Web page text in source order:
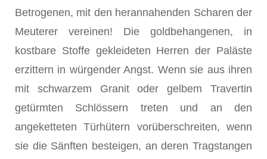
Betrogenen, mit den herannahenden Scharen der
Meuterer vereinen! Die goldbehangenen, in
kostbare Stoffe gekleideten Herren der Paläste
erzittern in würgender Angst. Wenn sie aus ihren
mit schwarzem Granit oder gelbem Travertin
getürmten Schlössern treten und an den
angeketteten Türhütern vorüberschreiten, wenn
sie die Sänften besteigen, an deren Tragstangen